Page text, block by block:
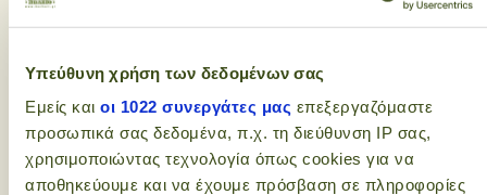
Υπεύθυνη χρήση των δεδομένων σας
Εμείς και οι 1022 συνεργάτες μας επεξεργαζόμαστε
προσωπικά σας δεδομένα, π.χ. τη διεύθυνση IP σας,
χρησιμοποιώντας τεχνολογία όπως cookies για να
αποθηκεύουμε και να έχουμε πρόσβαση σε πληροφορίες
αγορές55€ κι άνωσε όλη
την Ελλάδα